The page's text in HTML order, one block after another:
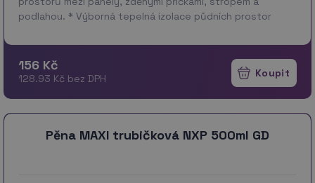
podlahou. * Výborná tepelná izolace půdních prostor
156 Kč
128.93 Kč bez DPH
Pěna MAXI trubičková NXP 500ml GD